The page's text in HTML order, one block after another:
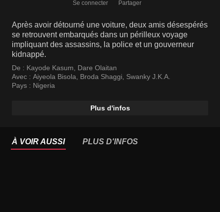
Se connecter Partager
Après avoir détourné une voiture, deux amis désespérés
se retrouvent embarqués dans un périlleux voyage
impliquant des assassins, la police et un gouverneur
kidnappé.
De : Kayode Kasum
Dare Olaitan
Avec : Aiyeola Bisola Broda Shaggi
Swanky J.K.A.
Pays : Nigeria
Plus d'infos
À VOIR AUSSI PLUS D'INFOS